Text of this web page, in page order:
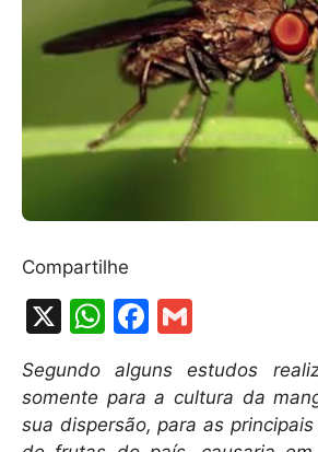
Compartilhe
X
W
at
s
F
c
e
ai
l
Segundo alguns estudos
somente para a cultura da
sua dispersão, para as